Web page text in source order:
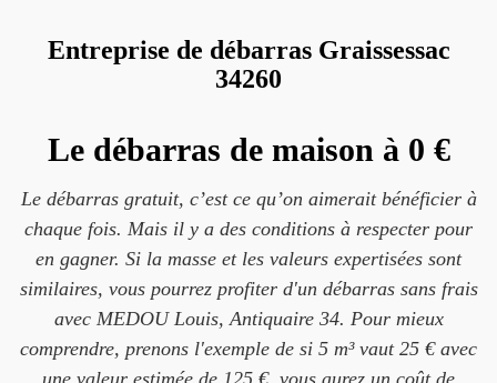
Entreprise de débarras Graissessac
34260
Le débarras de maison à 0 €
Le débarras gratuit, c’est ce qu’on aimerait bénéficier à
chaque fois. Mais il y a des conditions à respecter pour
en gagner. Si la masse et les valeurs expertisées sont
similaires, vous pourrez profiter d'un débarras sans frais
avec MEDOU Louis, Antiquaire 34. Pour mieux
comprendre, prenons l'exemple de si 5 m³ vaut 25 € avec
une valeur estimée de 125 €, vous aurez un coût de